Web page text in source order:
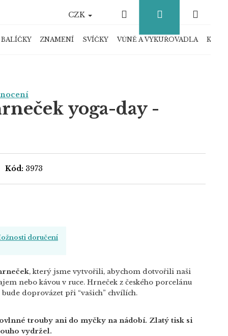
ZNAMENÍ SVÍČKY VŮNĚ A VYKUŘOVADLA
CZK Hledat Přihlášení
košík
yoga-day -
Kód: 3973
doručení
, který jsme vytvořili, abychom dotvořili naši
nebo kávou v ruce. Hrneček z českého porcelánu
doprovázet při “vašich” chvílích.
trouby ani do myčky na nádobí. Zlatý tisk si
vydržel.